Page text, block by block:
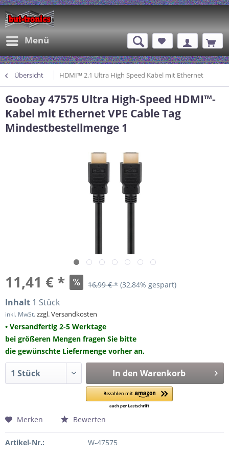
Menü
Übersicht HDMI™ 2.1 Ultra High Speed Kabel mit Ethernet
Goobay 47575 Ultra High-Speed HDMI™-
Kabel mit Ethernet VPE Cable Tag
Mindestbestellmenge 1
11,41 € * 16,99 € * (32,84% gespart)
Inhalt 1 Stück
inkl. MwSt.zzgl. Versandkosten
• Versandfertig 2-5 Werktage
bei größeren Mengen fragen Sie bitte
die gewünschte Liefermenge vorher an.
In den Warenkorb
Merken Bewerten
Artikel-Nr.: W-47575